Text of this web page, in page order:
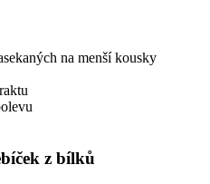
na menší kousky
z bílků